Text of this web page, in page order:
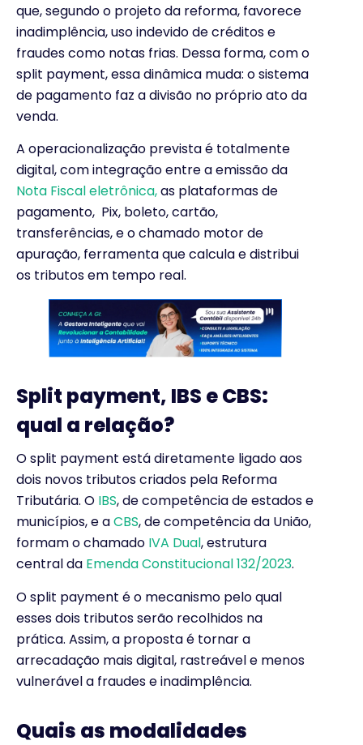
que, segundo o projeto da reforma, favorece
inadimplência, uso indevido de créditos e
fraudes como notas frias. Dessa forma, com o
split payment, essa dinâmica muda: o sistema
de pagamento faz a divisão no próprio ato da
venda.
A operacionalização prevista é totalmente
digital, com integração entre a emissão da
Nota Fiscal eletrônica,as plataformas de
pagamento, Pix, boleto, cartão,
transferências, e o chamado motor de
apuração, ferramenta que calcula e distribui
os tributos em tempo real.
Split payment, IBS e CBS:
qual a relação?
O split payment está diretamente ligado aos
dois novos tributos criados pela Reforma
Tributária. O IBS, de competência de estados e
municípios, e aCBS, de competência da União,
formam o chamado IVA Dual, estrutura
central da Emenda Constitucional 132/2023.
O split payment é o mecanismo pelo qual
esses dois tributos serão recolhidos na
prática. Assim, a proposta é tornar a
arrecadação mais digital, rastreável e menos
vulnerável a fraudes e inadimplência.
Quais as modalidades